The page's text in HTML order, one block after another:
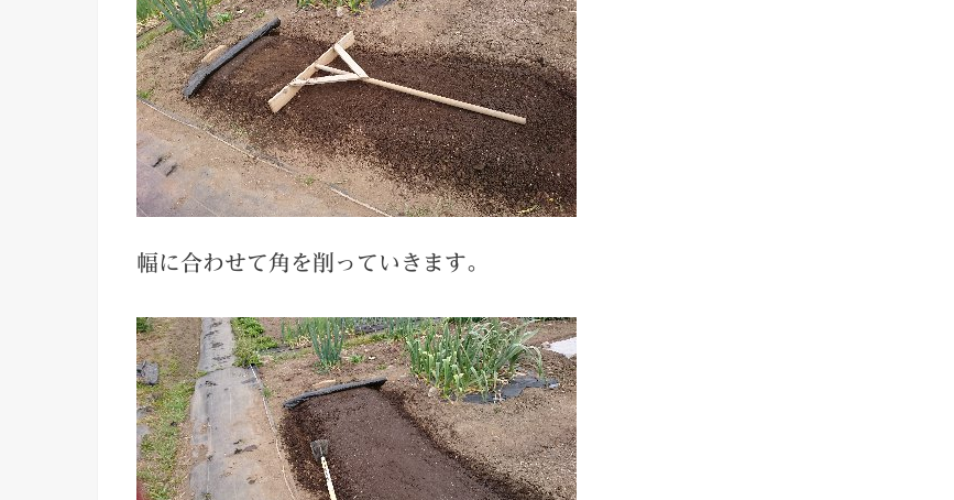
幅に合わせて角を削っていきます。